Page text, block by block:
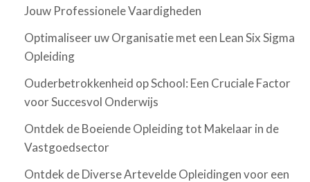
Jouw Professionele Vaardigheden
Optimaliseer uw Organisatie met een Lean Six Sigma
Opleiding
Ouderbetrokkenheid op School: Een Cruciale Factor
voor Succesvol Onderwijs
Ontdek de Boeiende Opleiding tot Makelaar in de
Vastgoedsector
Ontdek de Diverse Artevelde Opleidingen voor een